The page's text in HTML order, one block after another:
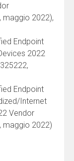
maggio 2022),
Endpoint
2022
Endpoint
Internet
Vendor
maggio 2022)